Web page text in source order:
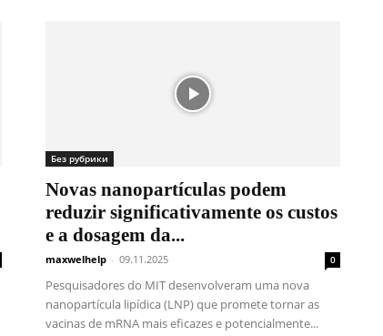
Без рубрики
Novas nanopartículas podem
reduzir significativamente os custos
e a dosagem da...
maxwelhelp - 09.11.2025 0
Pesquisadores do MIT desenvolveram uma nova
nanopartícula lipídica (LNP) que promete tornar as
vacinas de mRNA mais eficazes e potencialmente...